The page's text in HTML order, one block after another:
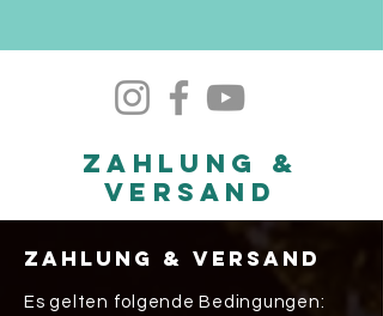
zahlung &
versand
Zahlung & versand
Es gelten folgende Bedingungen: